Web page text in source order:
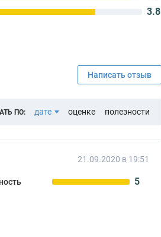
3.8
Написать отзыв
ПО: дате оценке полезности
21.09.2020 в 19:51
5